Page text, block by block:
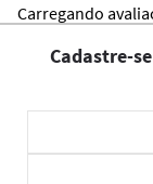
Carregando
Cadastre-